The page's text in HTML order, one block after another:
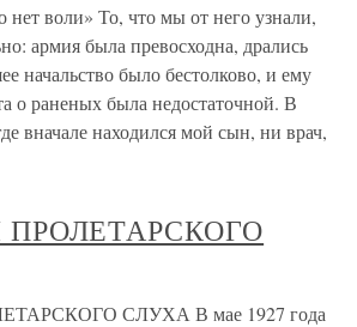
нет воли» То, что мы от него узнали,
армия была превосходна, дрались
начальство было бестолково, и ему
о раненых была недостаточной. В
вначале находился мой сын, ни врач,
СЛУХА В мае 1927 года